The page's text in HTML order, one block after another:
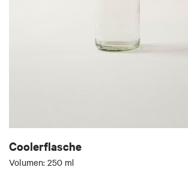
Coolerflasche
Volumen: 250 ml